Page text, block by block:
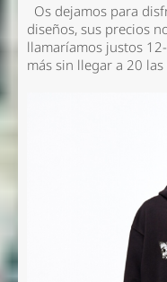
Os dejamos para
diseños, sus precios
llamaríamos justos
más sin llegar a 20